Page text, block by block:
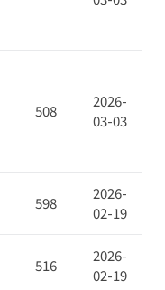
508
2026-
03-03
598
2026-
02-19
516
2026-
02-19